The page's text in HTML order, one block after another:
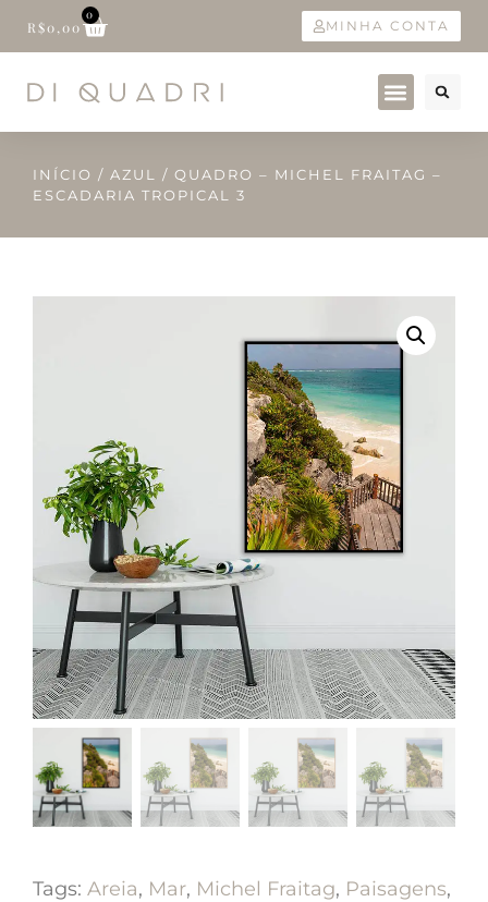
R$0,00
0
MINHA CONTA
INÍCIO / AZUL
/ QUADRO – MICHEL FRAITAG –
ESCADARIA TROPICAL 3
Tags: Areia, Mar, Michel Fraitag, Paisagens,